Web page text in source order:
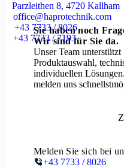
Parzleithen 8, 4720 Kallham
office@haprotechnik.com
+43 7733 / 8026
+43 7733 / 7193
Sie haben noch
Wir sind für Sie da.
Unser Team
Produktauswahl,
individuellen
melden uns
Melden Sie sich bei
+43 7733 / 8026